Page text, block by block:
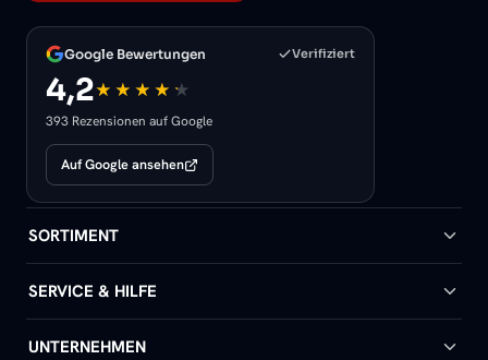
Google Bewertungen Verifiziert
4,2
393 Rezensionen auf Google
Auf Google ansehen
SORTIMENT
Badheizkörper
Handtuchheizkörper
SERVICE & HILFE
Hilfe & Kontakt
UNTERNEHMEN